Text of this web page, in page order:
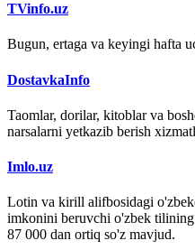
TVinfo.uz
Bugun, ertaga va keyingi hafta
DostavkaInfo
Taomlar, dorilar, kitoblar va
narsalarni yetkazib berish
Imlo.uz
Lotin va kirill alifbosidagi
imkonini beruvchi o'zbek
87 000 dan ortiq so'z mavjud.